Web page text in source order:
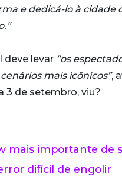
e dedicá-lo à cidade
deve levar “os
mais icônicos”,
3 de setembro, viu?
mais importante de
difícil de engolir